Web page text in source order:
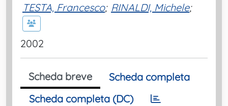
TESTA, Francesco; RINALDI, Michele;
2002
Scheda breve
Scheda completa
Scheda completa (DC)